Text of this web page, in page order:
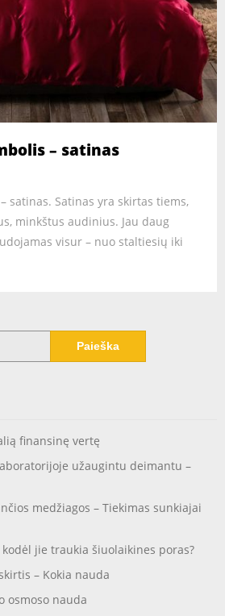
– satinas
satinas. Satinas yra skirtas tiems,
minkštus audinius. Jau daug
visur – nuo staltiesių iki
finansinę vertę
užaugintu deimantu –
medžiagos – Tiekimas sunkiajai
jie traukia šiuolaikines poras?
– Kokia nauda
osmoso nauda